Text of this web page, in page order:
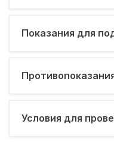
Показания для
Условия для